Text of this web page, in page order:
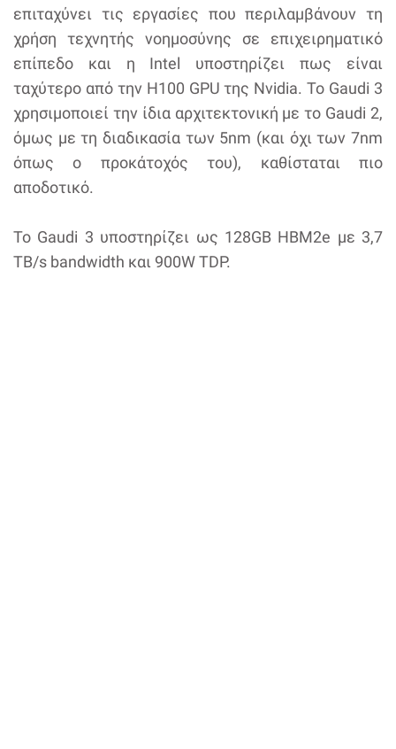
επιταχύνει τις εργασίες που περιλαμβάνουν τη
χρήση τεχνητής νοημοσύνης σε επιχειρηματικό
επίπεδο και η Intel υποστηρίζει πως είναι
ταχύτερο από την H100 GPU της Nvidia. To Gaudi 3
χρησιμοποιεί την ίδια αρχιτεκτονική με το Gaudi 2,
όμως με τη διαδικασία των 5nm (και όχι των 7nm
όπως ο προκάτοχός του), καθίσταται πιο
αποδοτικό.
Το Gaudi 3 υποστηρίζει ως 128GB HBM2e με 3,7
TB/s bandwidth και 900W TDP.